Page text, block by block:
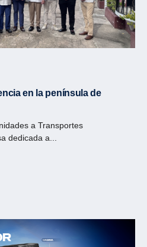
a Transportes
dedicada a...